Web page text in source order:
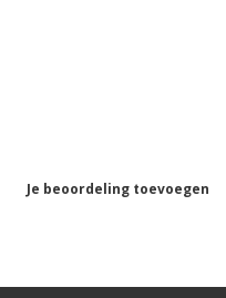
Je beoordeling toevoegen